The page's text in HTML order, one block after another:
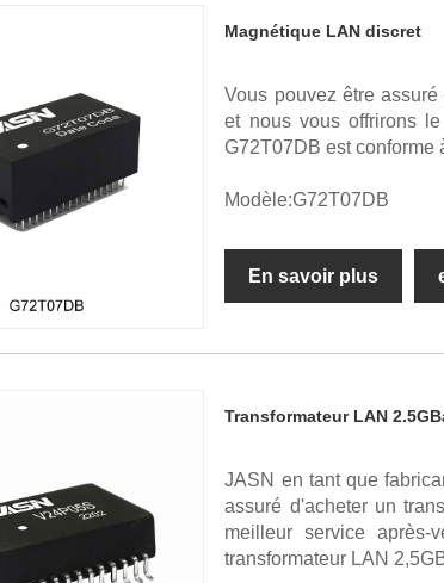
Magnétique LAN discret
Vous pouvez être
et nous vous offrirons
G72T07DB est conforme
Modèle:G72T07DB
En savoir plus
Transformateur LAN
JASN en tant que
assuré d'acheter un
meilleur service
transformateur LAN